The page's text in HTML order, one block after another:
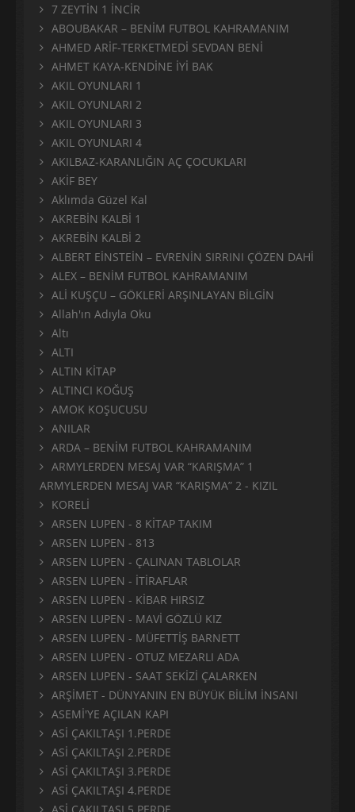
7 ZEYTİN 1 İNCİR
ABOUBAKAR – BENİM FUTBOL KAHRAMANIM
AHMED ARİF-TERKETMEDİ SEVDAN BENİ
AHMET KAYA-KENDİNE İYİ BAK
AKIL OYUNLARI 1
AKIL OYUNLARI 2
AKIL OYUNLARI 3
AKIL OYUNLARI 4
AKILBAZ-KARANLIĞIN AÇ ÇOCUKLARI
AKİF BEY
Aklımda Güzel Kal
AKREBİN KALBİ 1
AKREBİN KALBİ 2
ALBERT EİNSTEİN – EVRENİN SIRRINI ÇÖZEN DAHİ
ALEX – BENİM FUTBOL KAHRAMANIM
ALİ KUŞÇU – GÖKLERİ ARŞINLAYAN BİLGİN
Allah'ın Adıyla Oku
Altı
ALTI
ALTIN KİTAP
ALTINCI KOĞUŞ
AMOK KOŞUCUSU
ANILAR
ARDA – BENİM FUTBOL KAHRAMANIM
ARMYLERDEN MESAJ VAR “KARIŞMA” 1
ARMYLERDEN MESAJ VAR “KARIŞMA” 2 - KIZIL
KORELİ
ARSEN LUPEN - 8 KİTAP TAKIM
ARSEN LUPEN - 813
ARSEN LUPEN - ÇALINAN TABLOLAR
ARSEN LUPEN - İTİRAFLAR
ARSEN LUPEN - KİBAR HIRSIZ
ARSEN LUPEN - MAVİ GÖZLÜ KIZ
ARSEN LUPEN - MÜFETTİŞ BARNETT
ARSEN LUPEN - OTUZ MEZARLI ADA
ARSEN LUPEN - SAAT SEKİZİ ÇALARKEN
ARŞİMET - DÜNYANIN EN BÜYÜK BİLİM İNSANI
ASEMİ'YE AÇILAN KAPI
ASİ ÇAKILTAŞI 1.PERDE
ASİ ÇAKILTAŞI 2.PERDE
ASİ ÇAKILTAŞI 3.PERDE
ASİ ÇAKILTAŞI 4.PERDE